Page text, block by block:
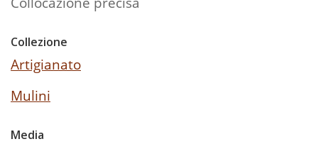
Collezione
Artigianato
Mulini
Media